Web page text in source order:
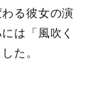
る彼女の演
は「風吹く
た。